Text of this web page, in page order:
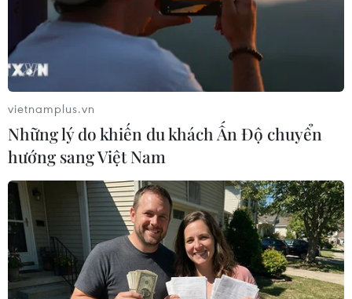
27/09/2014 02:08
Đoàn thể thao Việt Nam bước sang ngày thi đấu thứ 8
của ASIAD 17 với không ít những thử thách, cho dù hôm
nay (27/9) điền kinh và vật chính thức bước vào các
cuộc tranh tài.
vietnamplus.vn
Những lý do khiến du khách Ấn Độ chuyển
hướng sang Việt Nam